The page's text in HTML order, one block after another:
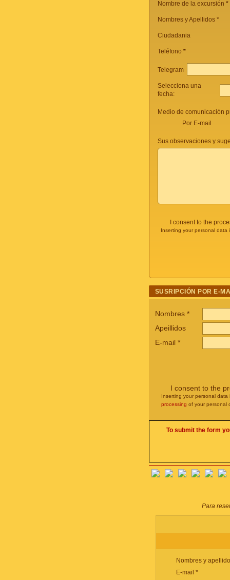
Nombre de la excursión *
Nombres y Apellidos *
Ciudadania
Teléfono *
Telegram
Selecciona una
fecha:
Medio de comunicación
Por E-mail
Sus observaciones y
I consent to the
Inserting your personal
SUSRIPCIÓN POR E-
Nombres *
Apeillidos
E-mail *
I consent to the
Inserting your personal
processing of your personal
To submit the form
Para
Nombres y
E-mail *